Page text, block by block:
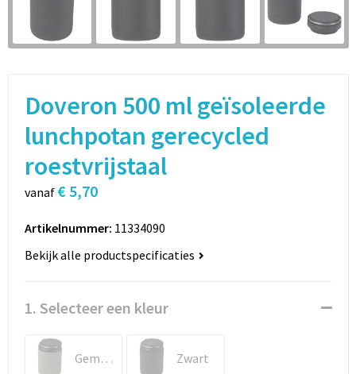
Schrijfwaren
Spellen voor binnen en buiten
Persoonlijke verzorging
Rugzakken
Sporttassen
Boodschappentassen
Jute tassen
Katoenen draagtassen
Documententassen
Doveron 500 ml geïsoleerde
lunchpotan gerecycled
roestvrijstaal
vanaf € 5,70
Artikelnummer: 11334090
Bekijk alle productspecificaties
1. Selecteer een kleur
Gemêleerd groen Zwart